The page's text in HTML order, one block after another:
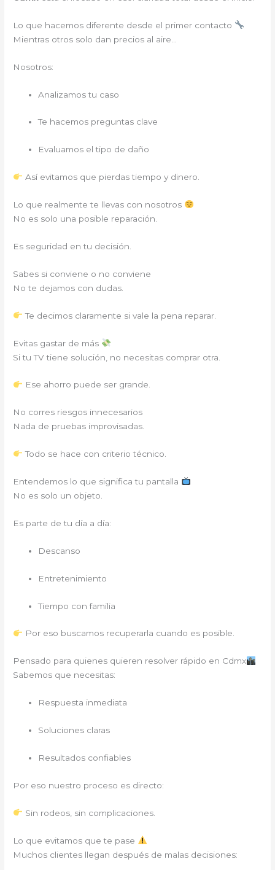
Lo que hacemos diferente desde el primer contacto
Mientras otros solo dan precios al aire…
Nosotros:
Analizamos tu caso
Te hacemos preguntas clave
Evaluamos el tipo de daño
Así evitamos que pierdas tiempo y dinero.
Lo que realmente te llevas con nosotros
No es solo una posible reparación.
Es seguridad en tu decisión.
Sabes si conviene o no conviene
No te dejamos con dudas.
Te decimos claramente si vale la pena reparar.
Evitas gastar de más
Si tu TV tiene solución, no necesitas comprar otra.
Ese ahorro puede ser grande.
No corres riesgos innecesarios
Nada de pruebas improvisadas.
Todo se hace con criterio técnico.
Entendemos lo que significa tu pantalla
No es solo un objeto.
Es parte de tu día a día:
Descanso
Entretenimiento
Tiempo con familia
Por eso buscamos recuperarla cuando es posible.
Pensado para quienes quieren resolver rápido en Cdmx
Sabemos que necesitas:
Respuesta inmediata
Soluciones claras
Resultados confiables
Por eso nuestro proceso es directo:
Sin rodeos, sin complicaciones.
Lo que evitamos que te pase
Muchos clientes llegan después de malas decisiones: